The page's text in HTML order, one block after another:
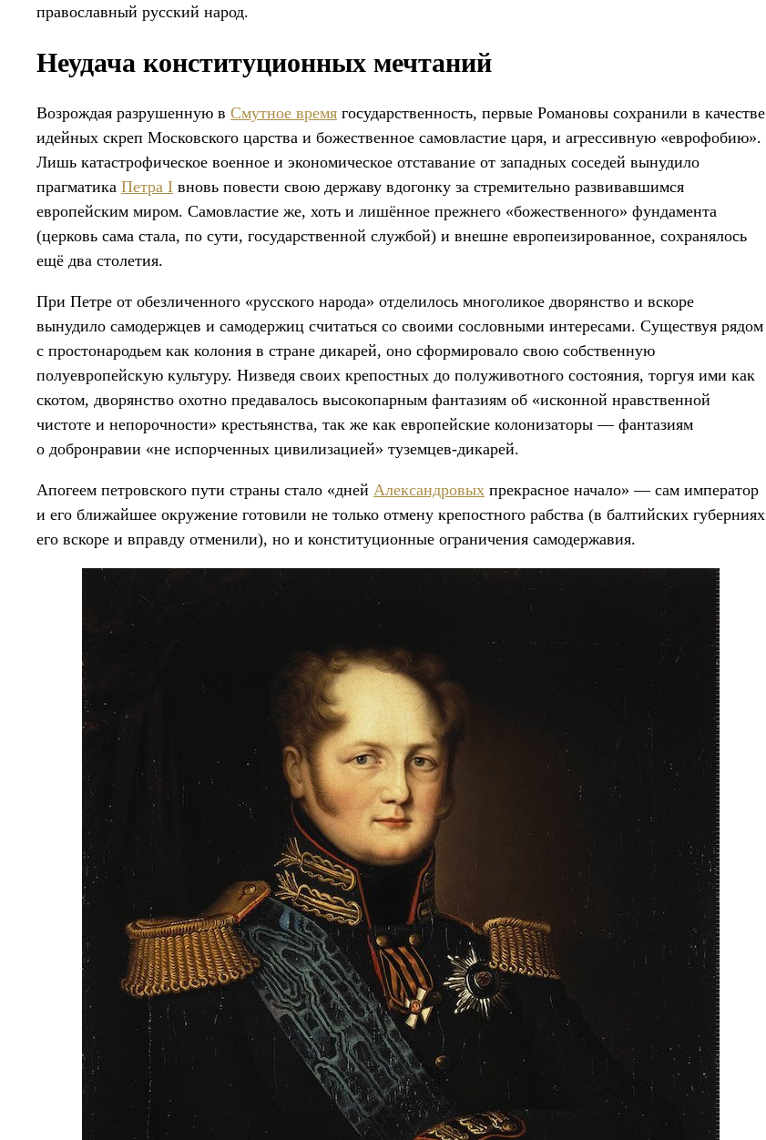
православный русский народ.
Неудача конституционных мечтаний
Возрождая разрушенную в Смутное время государственность, первые Романовы сохранили в качестве
идейных скреп Московского царства и божественное самовластие царя, и агрессивную «еврофобию».
Лишь катастрофическое военное и экономическое отставание от западных соседей вынудило
прагматика Петра I вновь повести свою державу вдогонку за стремительно развивавшимся
европейским миром. Самовластие же, хоть и лишённое прежнего «божественного» фундамента
(церковь сама стала, по сути, государственной службой) и внешне европеизированное, сохранялось
ещё два столетия.
При Петре от обезличенного «русского народа» отделилось многоликое дворянство и вскоре
вынудило самодержцев и самодержиц считаться со своими сословными интересами. Существуя рядом
с простонародьем как колония в стране дикарей, оно сформировало свою собственную
полуевропейскую культуру. Низведя своих крепостных до полуживотного состояния, торгуя ими как
скотом, дворянство охотно предавалось высокопарным фантазиям об «исконной нравственной
чистоте и непорочности» крестьянства, так же как европейские колонизаторы — фантазиям
о добронравии «не испорченных цивилизацией» туземцев-дикарей.
Апогеем петровского пути страны стало «дней Александровых прекрасное начало» — сам император
и его ближайшее окружение готовили не только отмену крепостного рабства (в балтийских губерниях
его вскоре и вправду отменили), но и конституционные ограничения самодержавия.